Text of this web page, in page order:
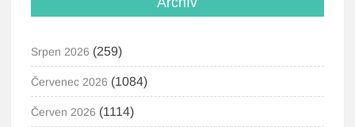
Srpen 2026 (259)
Červenec 2026 (1084)
Červen 2026 (1114)